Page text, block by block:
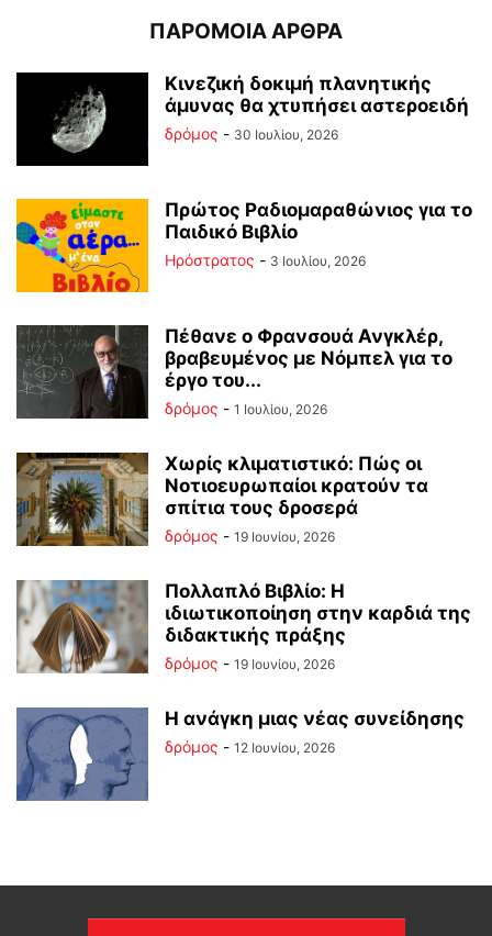
ΠΑΡΟΜΟΙΑ ΑΡΘΡΑ
Κινεζική δοκιμή πλανητικής
άμυνας θα χτυπήσει αστεροειδή
δρόμος - 30 Ιουλίου, 2026
Πρώτος Ραδιομαραθώνιος για το
Παιδικό Βιβλίο
Ηρόστρατος - 3 Ιουλίου, 2026
Πέθανε ο Φρανσουά Ανγκλέρ,
βραβευμένος με Νόμπελ για το
έργο του...
δρόμος - 1 Ιουλίου, 2026
Χωρίς κλιματιστικό: Πώς οι
Νοτιοευρωπαίοι κρατούν τα
σπίτια τους δροσερά
δρόμος - 19 Ιουνίου, 2026
Πολλαπλό Βιβλίο: Η
ιδιωτικοποίηση στην καρδιά της
διδακτικής πράξης
δρόμος - 19 Ιουνίου, 2026
Η ανάγκη μιας νέας συνείδησης
δρόμος - 12 Ιουνίου, 2026